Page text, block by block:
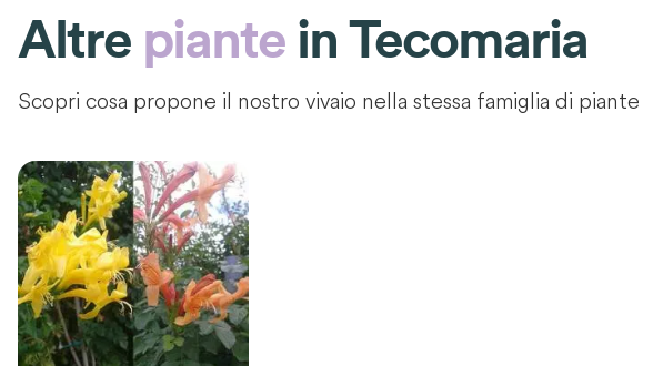
Altre piante in Tecomaria
Scopri cosa propone il nostro vivaio nella stessa famiglia di piante